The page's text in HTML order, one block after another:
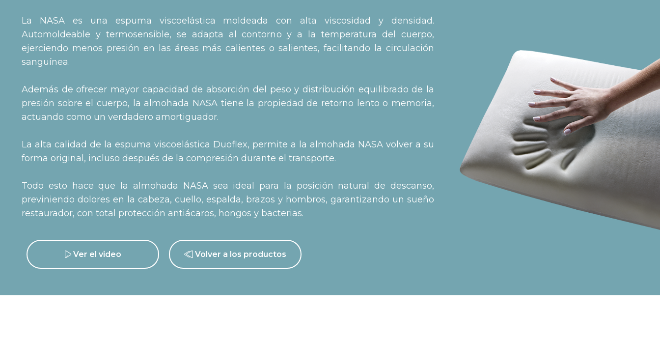
La NASA es una espuma viscoelástica moldeada con alta viscosidad y densidad.
Automoldeable y termosensible, se adapta al contorno y a la temperatura del cuerpo,
ejerciendo menos presión en las áreas más calientes o salientes, facilitando la circulación
sanguínea.
Además de ofrecer mayor capacidad de absorción del peso y distribución equilibrado de la
presión sobre el cuerpo, la almohada NASA tiene la propiedad de retorno lento o memoria,
actuando como un verdadero amortiguador.
La alta calidad de la espuma viscoelástica Duoflex, permite a la almohada NASA volver a su
forma original, incluso después de la compresión durante el transporte.
Todo esto hace que la almohada NASA sea ideal para la posición natural de descanso,
previniendo dolores en la cabeza, cuello, espalda, brazos y hombros, garantizando un sueño
restaurador, con total protección antiácaros, hongos y bacterias.
Ver el video Volver a los productos